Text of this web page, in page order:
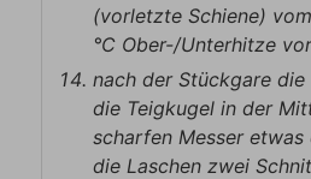
(vorletzte Schiene)
°C Ober-/Unterhitze
nach der Stückgare
die Teigkugel in der
scharfen Messer etwas
die Laschen zwei